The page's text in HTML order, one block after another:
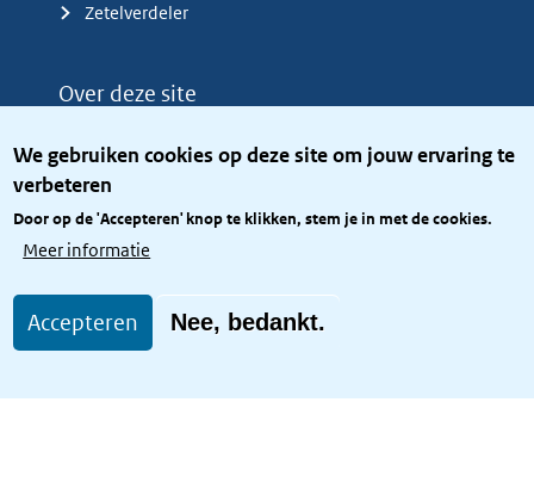
We gebruiken cookies op deze site om jouw ervaring te
verbeteren
Door op de 'Accepteren' knop te klikken, stem je in met de cookies.
Meer informatie
Accepteren Nee, bedankt.
Zetelverdeler
Over deze site
Privacy
Toegang site openbaar
Toegankelijkheid